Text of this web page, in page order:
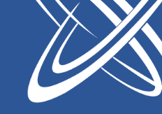
Data de Publicação:
06/11/2020
Documentos:
Pauta
Ata